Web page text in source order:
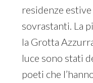
residenze
sovrastanti. La
la Grotta
luce sono stati
poeti che